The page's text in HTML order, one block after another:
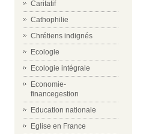
Caritatif
Cathophilie
Chrétiens indignés
Ecologie
Ecologie intégrale
Economie-
financegestion
Education nationale
Eglise en France